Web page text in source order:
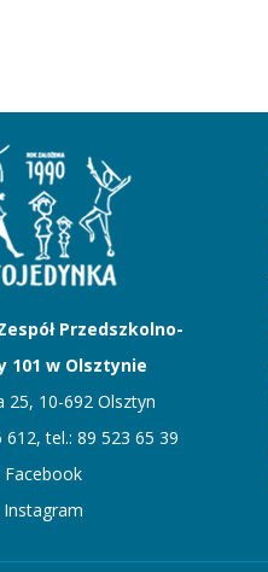
Przedszkolno-
101 w Olsztynie
25, 10-692 Olsztyn
612, tel.: 89 523 65 39
Facebook
Instagram